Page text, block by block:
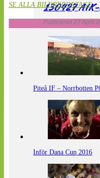
130427 AIK-
Publicerad 27 April
SE ALLA BILDREPORTAGE
Piteå IF – Norrbotten
Inför Dana Cup 2016